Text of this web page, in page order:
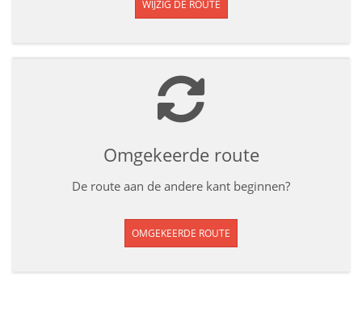
WIJZIG DE ROUTE
Omgekeerde route
De route aan de andere kant beginnen?
OMGEKEERDE ROUTE